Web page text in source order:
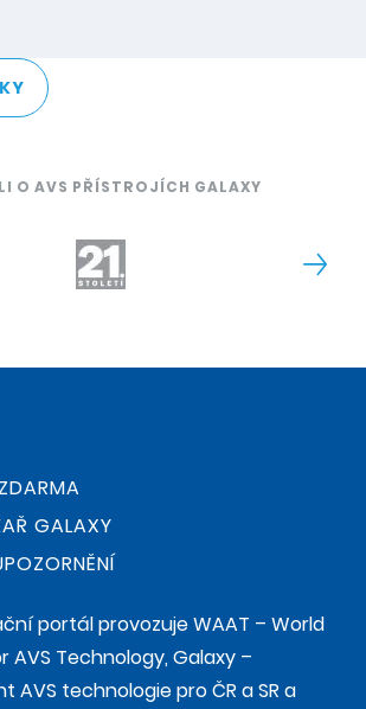
O AVS PŘÍSTROJÍCH GALAXY
GALAXY
portál provozuje WAAT – World
AVS Technology, Galaxy –
AVS technologie pro ČR a SR a